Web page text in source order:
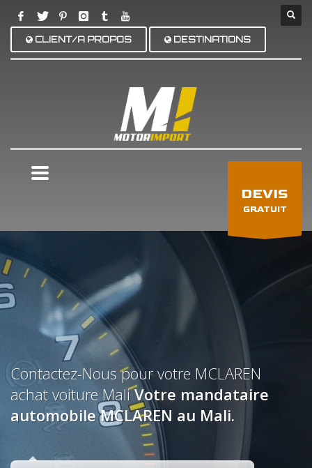
CLIENT/A PROPOS DESTINATIONS
DEVIS
GRATUIT
Contactez-Nous pour votre MCLAREN
achat voiture MaliVotre mandataire
automobile MCLAREN au Mali.